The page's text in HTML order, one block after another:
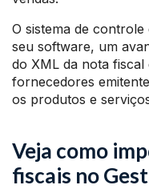
O sistema de controle
seu software, um
do XML da nota
fornecedores
os produtos e
Veja como
fiscais no